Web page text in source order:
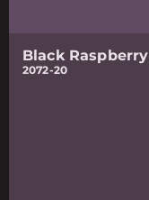
Black Raspberry
2072-20